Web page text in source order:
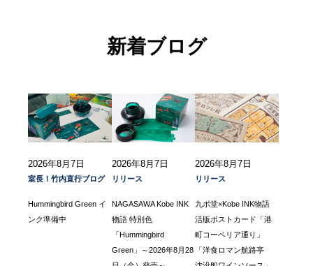
新着ブログ
2026年8月7日
室長！竹内直行ブログ
Hummingbird Green イ
ンク準備中
2026年8月7日
リリース
NAGASAWA Kobe INK
物語 特別色
「Hummingbird
Green」～2026年8月28
2026年8月7日
リリース
九ポ堂×Kobe INK物語
活版ポストカード「港
町コーベリア通り」
「洋食ロマン航路亭